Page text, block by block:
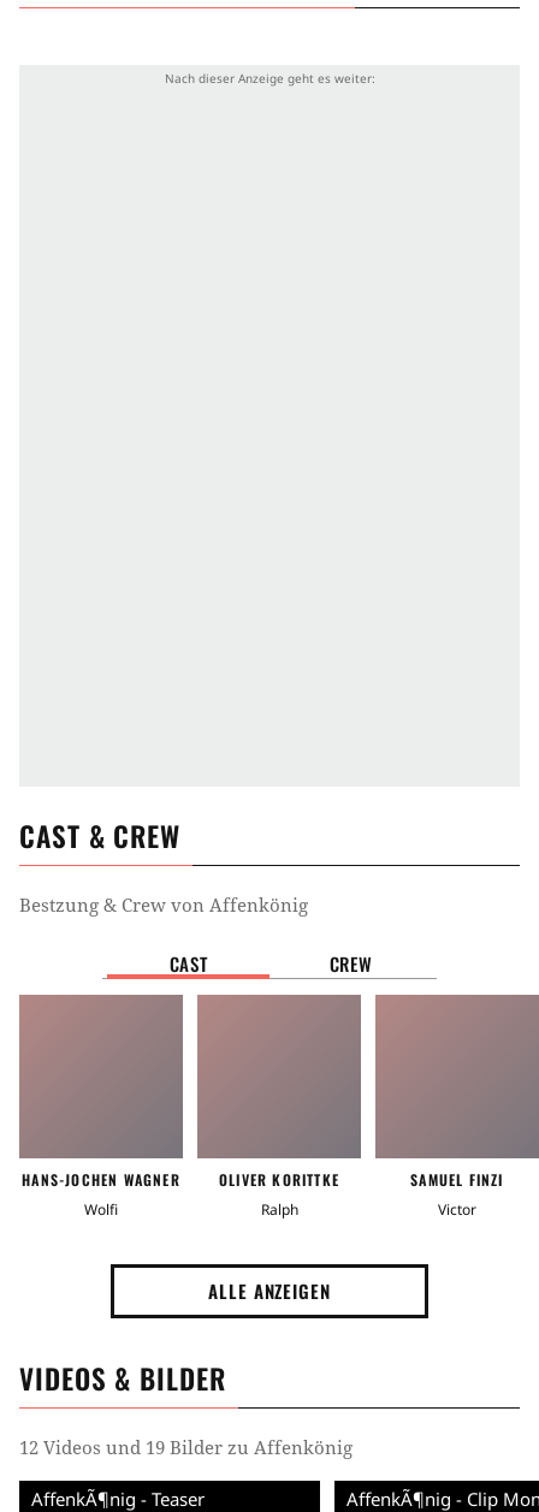
CAST & CREW
Bestzung & Crew von Affenkönig
CAST CREW
HANS-JOCHEN WAGNER
Wolfi
OLIVER KORITTKE
Ralph
SAMUEL FINZI
Victor
ALLE ANZEIGEN
VIDEOS & BILDER
12 Videos und 19 Bilder zu Affenkönig
AffenkÃ¶nig - Teaser